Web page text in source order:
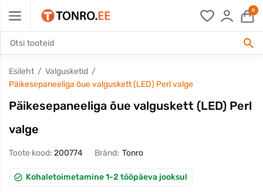
0
Esileht
Valgusketid
Päikesepaneeliga õue valguskett (LED) Perl valge
Päikesepaneeliga õue valguskett (LED) Perl
valge
Toote kood: 200774 Bränd: Tonro
Kohaletoimetamine 1-2 tööpäeva jooksul